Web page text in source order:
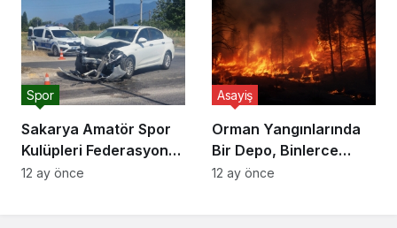
Sakarya Amatör Spor
Kulüpleri Federasyonu
(ASKF) Başkanı Yaşar
Spor
12 ay önce
Orman Yangınlarında
Bir Depo, Binlerce
Hektarı Kurtarabilir
Asayiş
12 ay önce